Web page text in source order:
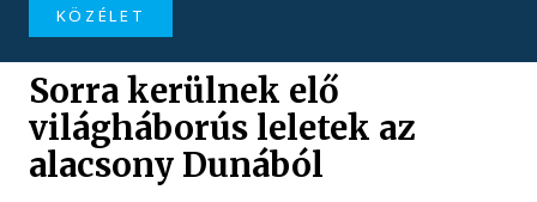
KÖZÉLET
Sorra kerülnek elő
világháborús leletek az
alacsony Dunából